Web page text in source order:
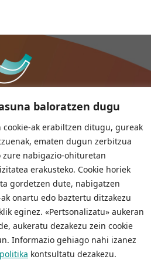
baloratzen dugu
cookie-ak erabiltzen ditugu, gureak
ematen dugun zerbitzua
zure nabigazio-ohituretan
erakusteko. Cookie horiek
gordetzen dute, nabigatzen
onartu edo baztertu ditzakezu
eginez. «Pertsonalizatu» aukeran
aukeratu dezakezu zein cookie
Informazio gehiago nahi izanez
kontsultatu dezakezu.
(Gipuzkoa)
46